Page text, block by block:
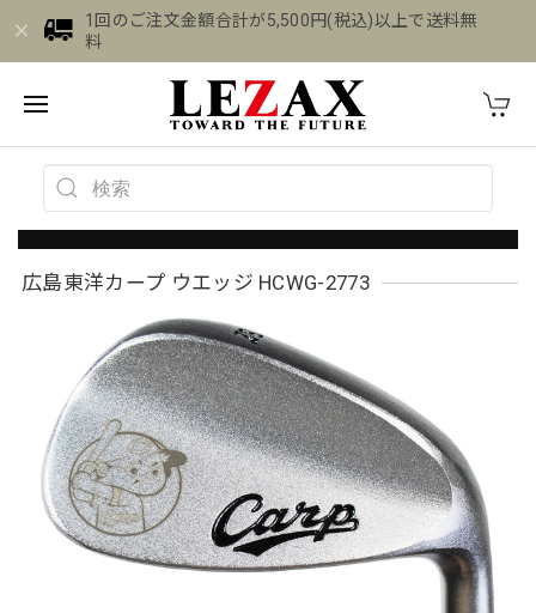
1回のご注文金額合計が5,500円(税込)以上で送料無
料
広島東洋カープ ウエッジ HCWG-2773